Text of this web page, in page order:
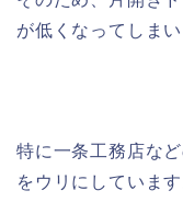
が低くなってしまい
特に一条工務店な
をウリにしています